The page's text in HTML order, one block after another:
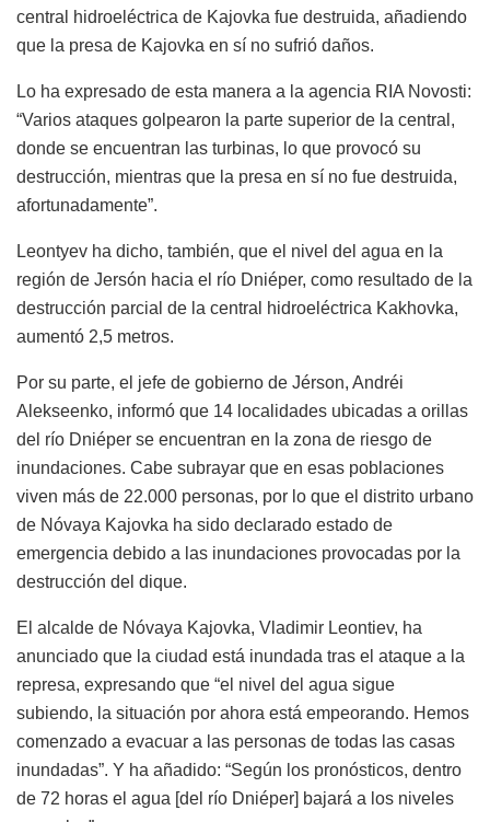
central hidroeléctrica de Kajovka fue destruida, añadiendo
que la presa de Kajovka en sí no sufrió daños.
Lo ha expresado de esta manera a la agencia RIA Novosti:
“Varios ataques golpearon la parte superior de la central,
donde se encuentran las turbinas, lo que provocó su
destrucción, mientras que la presa en sí no fue destruida,
afortunadamente”.
Leontyev ha dicho, también, que el nivel del agua en la
región de Jersón hacia el río Dniéper, como resultado de la
destrucción parcial de la central hidroeléctrica Kakhovka,
aumentó 2,5 metros.
Por su parte, el jefe de gobierno de Jérson, Andréi
Alekseenko, informó que 14 localidades ubicadas a orillas
del río Dniéper se encuentran en la zona de riesgo de
inundaciones. Cabe subrayar que en esas poblaciones
viven más de 22.000 personas, por lo que el distrito urbano
de Nóvaya Kajovka ha sido declarado estado de
emergencia debido a las inundaciones provocadas por la
destrucción del dique.
El alcalde de Nóvaya Kajovka, Vladimir Leontiev, ha
anunciado que la ciudad está inundada tras el ataque a la
represa, expresando que “el nivel del agua sigue
subiendo, la situación por ahora está empeorando. Hemos
comenzado a evacuar a las personas de todas las casas
inundadas”. Y ha añadido: “Según los pronósticos, dentro
de 72 horas el agua [del río Dniéper] bajará a los niveles